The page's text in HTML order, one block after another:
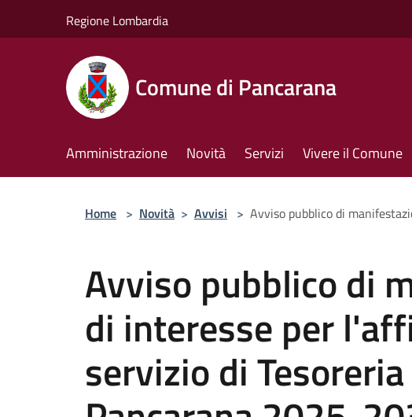
Regione Lombardia
Comune di Pancarana
Amministrazione Novità Servizi Vivere il Comune
Home > Novità > Avvisi > Avviso pubblico di
Avviso pubblico di
di interesse per
servizio di